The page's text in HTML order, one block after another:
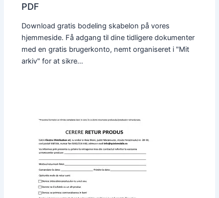
PDF
Download gratis bodeling skabelon på vores
hjemmeside. Få adgang til dine tidligere dokumenter
med en gratis brugerkonto, nemt organiseret i "Mit
arkiv" for at sikre…